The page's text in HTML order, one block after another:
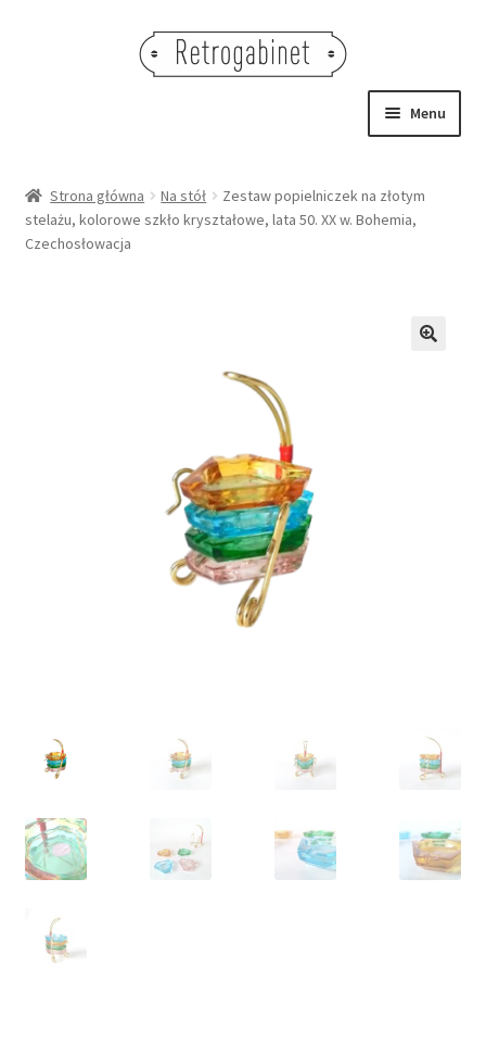
Menu
OBRAZY
Strona główna Na stół
Zestaw popielniczek na złotym
stelażu, kolorowe szkło kryształowe, lata 50. XX w. Bohemia,
Czechosłowacja